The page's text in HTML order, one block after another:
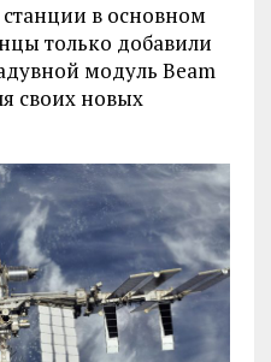
станции в основном
только добавили
модуль Beam
своих новых